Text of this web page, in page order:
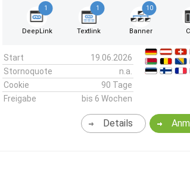
1
DeepLink
1
Textlink
10
Banner
Start
19.06.2026
Stornoquote
n.a.
Cookie
90 Tage
Freigabe
bis 6 Wochen
Details